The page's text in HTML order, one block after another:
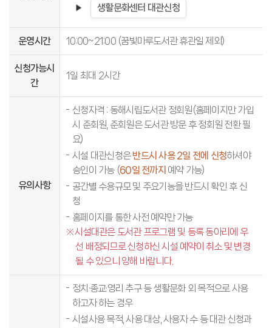
생활문화센터 대관신청
운영시간 10:00~21:00 (꿈빛마루도서관 휴관일 제외)
신청가능시
간
1일 최대 2시간
유의사항
신청자격 : 동해시립도서관 정회원(홈페이지만 가입
시 준회원, 준회원은 도서관 방문 후 정회원 전환 필
요)
시설 대관신청은반드시 사용 2일 전에 신청하셔야
승인이 가능 (60일 전까지 예약 가능)
공간별 수용규모 및 주요기능을 반드시 확인 후 신
청
홈페이지를 통한 사전 예약만 가능
시설대관은 도서관 프로그램 및 등록 동아리에 우
선 배정되므로 신청하신 시설 예약이 취소 및 변경
될 수 있으니 양해 바랍니다.
정치·종교·영리 추구 등 생활문화 외 목적으로 사용
하고자 하는 경우
시설사용 목적, 사용 대상, 사용자 수 등 대관 신청과